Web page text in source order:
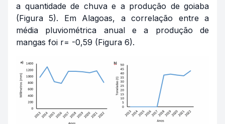
a quantidade de chuva e a produção de goiaba
(Figura 5). Em Alagoas, a correlação entre a
média pluviométrica anual e a produção de
mangas foi r= -0,59 (Figura 6).